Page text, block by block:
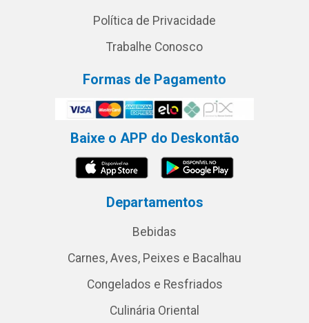
Política de Privacidade
Trabalhe Conosco
Formas de Pagamento
Baixe o APP do Deskontão
Departamentos
Bebidas
Carnes, Aves, Peixes e Bacalhau
Congelados e Resfriados
Culinária Oriental